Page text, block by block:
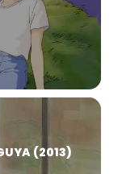
(2013)